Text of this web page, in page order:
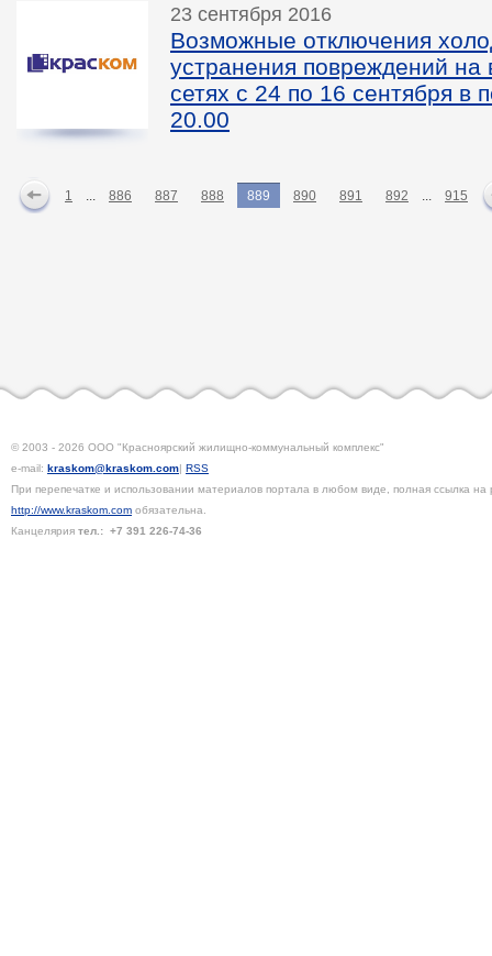
23 сентября 2016
Возможные отключения
устранения повреждений на
сетях с 24 по 16 сентября в
20.00
1 ... 886 887 888 889 890 891 892 ... 915
© 2003 - 2026 ООО "Красноярский жилищно-коммунальный комплекс"
e-mail: kraskom@kraskom.com| RSS
При перепечатке и использовании материалов портала в любом виде, полная ссылка на
http://www.kraskom.com обязательна.
Канцелярия тел.: +7 391 226-74-36